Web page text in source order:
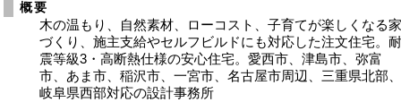
概要
木の温もり、自然素材、ローコスト、子育てが楽しくなる
づくり、施主支給やセルフビルドにも対応した注文住宅。
震等級3・高断熱仕様の安心住宅。愛西市、津島市、弥富
市、あま市、稲沢市、一宮市、名古屋市周辺、三重県北部
岐阜県西部対応の設計事務所